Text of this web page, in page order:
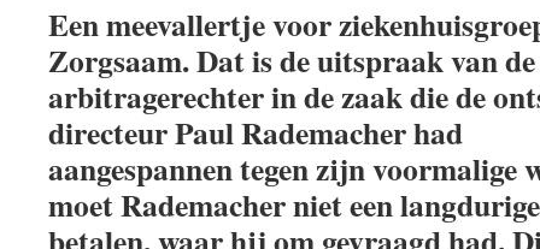
Een meevallertje voor
Zorgsaam. Dat is de uitspraak van de
arbitragerechter in de zaak die de
directeur Paul Rademacher had
aangespannen tegen zijn voormalige
moet Rademacher niet een